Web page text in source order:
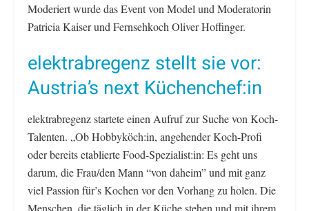
Moderiert wurde das Event von Model und Moderatorin
Patricia Kaiser und Fernsehkoch Oliver Hoffinger.
elektrabregenz stellt sie vor:
Austria’s next Küchenchef:in
elektrabregenz startete einen Aufruf zur Suche von Koch-
Talenten. „Ob Hobbyköch:in, angehender Koch-Profi
oder bereits etablierte Food-Spezialist:in: Es geht uns
darum, die Frau/den Mann “von daheim” und mit ganz
viel Passion für’s Kochen vor den Vorhang zu holen. Die
Menschen, die täglich in der Küche stehen und mit ihrem